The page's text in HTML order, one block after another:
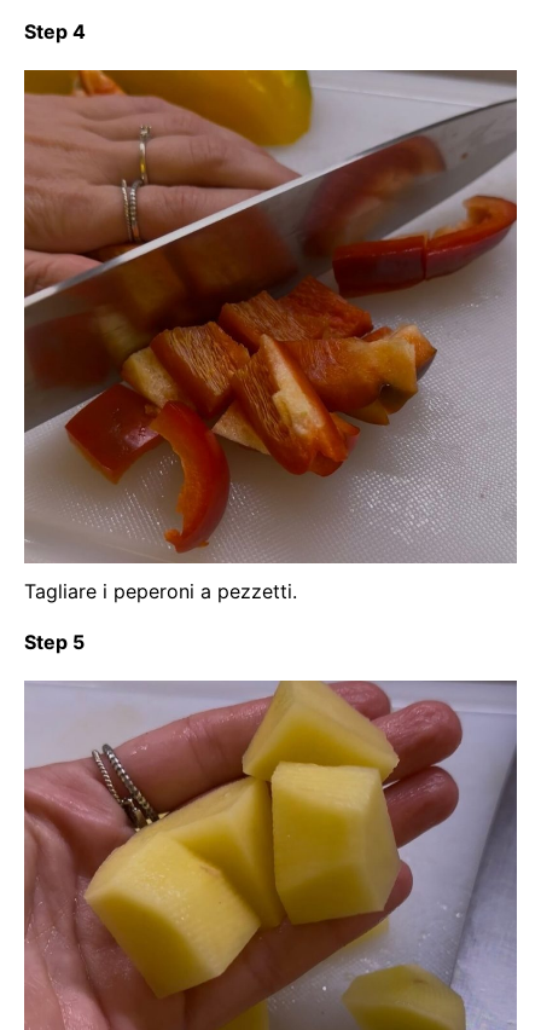
Step 4
Tagliare i peperoni a pezzetti.
Step 5